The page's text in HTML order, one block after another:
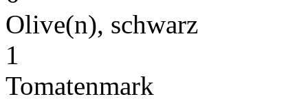
Olive(n), schwarz
1
Tomatenmark